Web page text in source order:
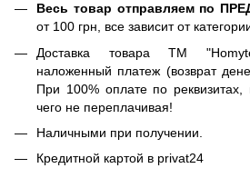
Весь товар отправляем по
от 100 грн, все зависит от
Доставка товара ТМ
наложенный платеж (возврат
При 100% оплате по
чего не переплачивая!
Наличными при получении.
Кредитной картой в privat24